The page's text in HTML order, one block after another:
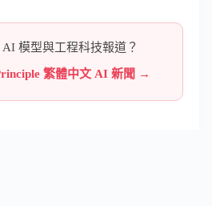
模型與工程科技報道？
繁體中文 AI 新聞 →